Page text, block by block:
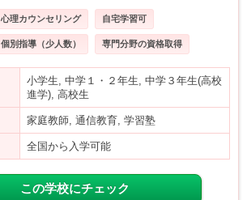
心理カウンセリング 自宅学習可
個別指導（少人数） 専門分野の資格取得
小学生, 中学１・２年生, 中学３年生(高校
進学), 高校生
家庭教師, 通信教育, 学習塾
全国から入学可能
この学校にチェック